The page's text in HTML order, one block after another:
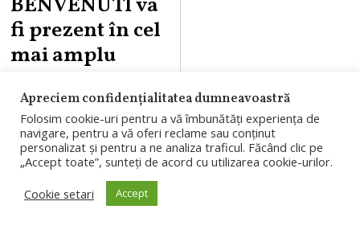
BENVENUTI va
fi prezent în cel
mai amplu
regenerare
urbană în
desfășurare din
Apreciem confidențialitatea dumneavoastră
Folosim cookie-uri pentru a vă îmbunătăți experiența de
navigare, pentru a vă oferi reclame sau conținut
personalizat și pentru a ne analiza traficul. Făcând clic pe
„Accept toate”, sunteți de acord cu utilizarea cookie-urilor.
Cookie setari
Accept